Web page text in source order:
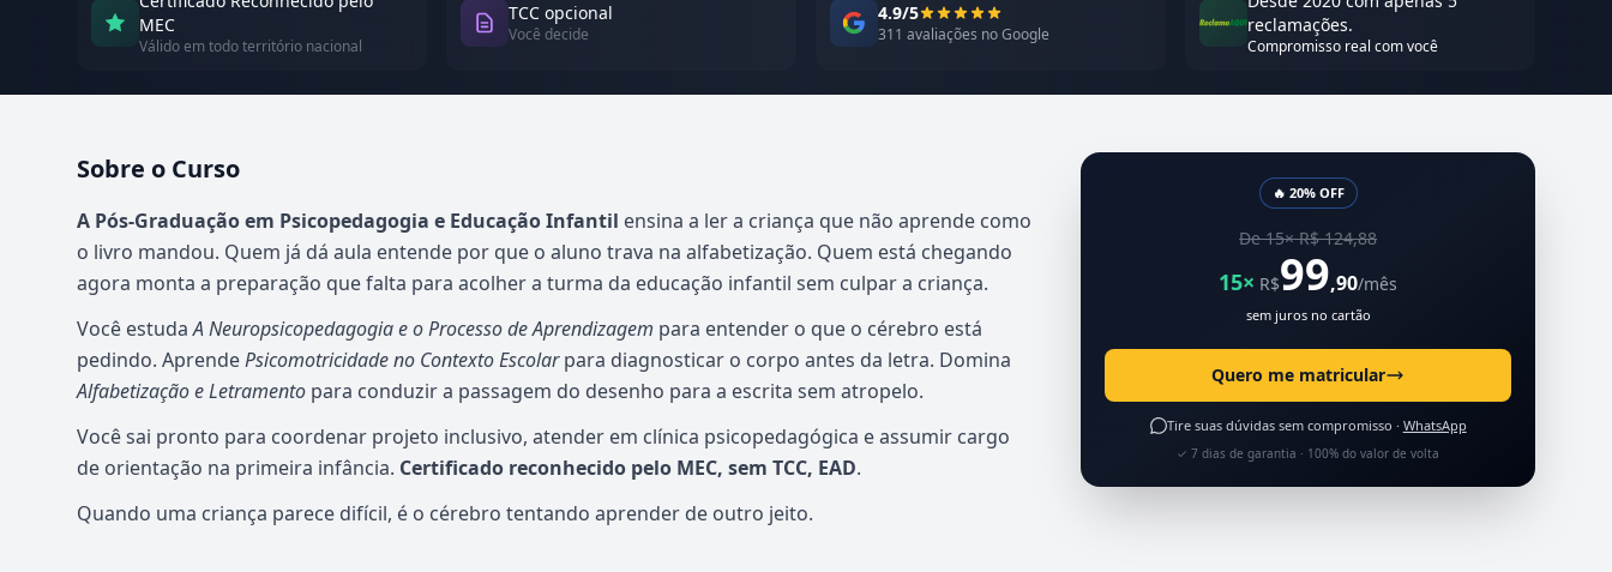
MEC
Válido em todo território nacional
TCC opcional
Você decide
4.9/5
311 avaliações no Google
reclamações.
Compromisso real com você
Sobre o Curso
Atualizado em abril de 2026
A Pós-Graduação em Psicopedagogia e Educação Infantil ensina a ler a criança que não aprende como
o livro mandou. Quem já dá aula entende por que o aluno trava na alfabetização. Quem está chegando
agora monta a preparação que falta para acolher a turma da educação infantil sem culpar a criança.
Você estudaA Neuropsicopedagogia e o Processo de Aprendizagem para entender o que o cérebro está
pedindo. AprendePsicomotricidade no Contexto Escolarpara diagnosticar o corpo antes da letra. Domina
Alfabetização e Letramento para conduzir a passagem do desenho para a escrita sem atropelo.
Você sai pronto para coordenar projeto inclusivo, atender em clínica psicopedagógica e assumir cargo
de orientação na primeira infância. Certificado reconhecido pelo MEC, sem TCC, EAD.
Quando uma criança parece difícil, é o cérebro tentando aprender de outro jeito.
🔥 20% OFF
De 15× R$ 124,88
15× R$99,90/mês
sem juros no cartão
Quero me matricular
Tire suas dúvidas sem compromisso · WhatsApp
✓ 7 dias de garantia · 100% do valor de volta